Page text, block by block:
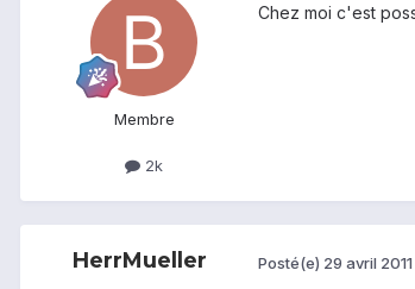
Membre
2k
Chez moi c'est
HerrMueller Posté(e) 29 avril 2011